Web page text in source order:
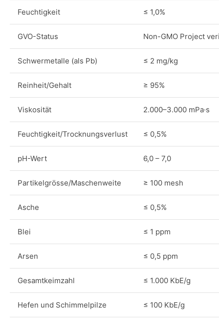
Feuchtigkeit ≤ 1,0%
GVO-Status Non-GMO Project
Schwermetalle (als Pb) ≤ 2 mg/kg
Reinheit/Gehalt ≥ 95%
Viskosität 2.000–3.000 mPa·s
Feuchtigkeit/Trocknungsverlust ≤ 0,5%
pH-Wert 6,0 – 7,0
Partikelgrösse/Maschenweite ≥ 100 mesh
Asche ≤ 0,5%
Blei ≤ 1 ppm
Arsen ≤ 0,5 ppm
Gesamtkeimzahl ≤ 1.000 KbE/g
Hefen und Schimmelpilze ≤ 100 KbE/g